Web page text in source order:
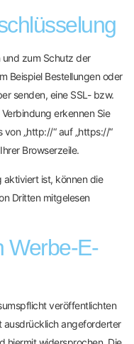
und zum Schutz der
Beispiel Bestellungen oder
senden, eine SSL- bzw.
erkennen Sie
„http://“ auf „https://“
Browserzeile.
aktiviert ist, können die
Dritten mitgelesen
Werbe-E-
veröffentlichten
ausdrücklich angeforderter